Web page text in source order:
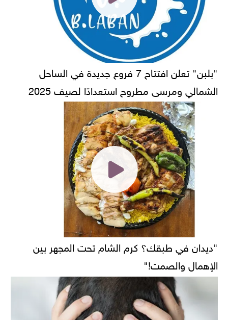
"بلبن" تعلن افتتاح 7 فروع جديدة في الساحل
الشمالي ومرسى مطروح استعدادًا لصيف 2025
"ديدان في طبقك؟ كرم الشام تحت المجهر بين
الإهمال والصمت!"